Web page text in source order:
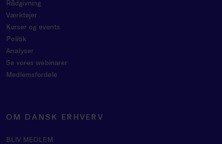
Rådgivning
Værktøjer
Kurser og events
Politik
Analyser
Se vores webinarer
Medlemsfordele
OM DANSK ERHVERV
BLIV MEDLEM